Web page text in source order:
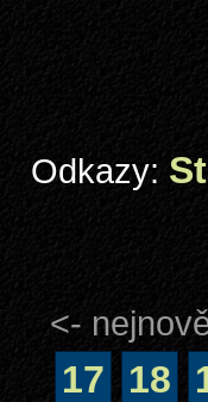
Odkazy:
<-
17
18